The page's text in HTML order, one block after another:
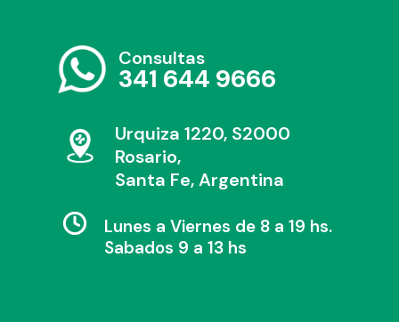
Consultas
341 644 9666
Urquiza 1220, S2000
Rosario,
Santa Fe, Argentina
Lunes a Viernes de 8 a 19 hs.
Sabados 9 a 13 hs